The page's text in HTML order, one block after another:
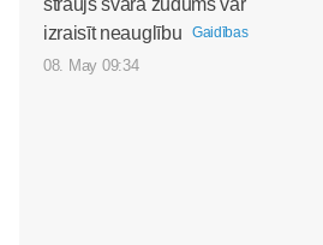
straujš svara zudums var
izraisīt neauglību
Gaidības
08. May 09:34